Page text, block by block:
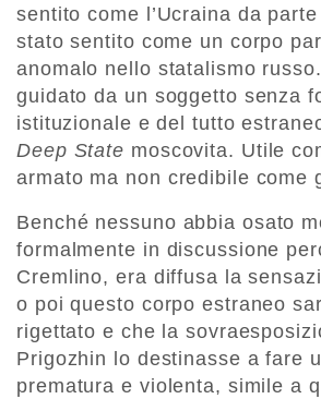
sentito come l’Ucraina da
stato sentito come un corpo
anomalo nello statalismo
guidato da un soggetto senza
istituzionale e del tutto
Deep State moscovita. Utile
armato ma non credibile come
Benché nessuno abbia osato
formalmente in discussione
Cremlino, era diffusa la
o poi questo corpo estraneo
rigettato e che la
Prigozhin lo destinasse a fare
prematura e violenta, simile a